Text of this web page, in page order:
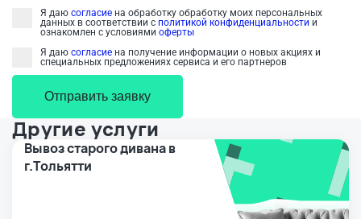
Я даю согласие на обработку обработку моих персональных
данных в соответствии с политикой конфиденциальности и
ознакомлен с условиями оферты
Я даю согласие на получение информации о новых акциях и
специальных предложениях сервиса и его партнеров
Отправить заявку
Другие услуги
Вывоз старого дивана в
г.Тольятти